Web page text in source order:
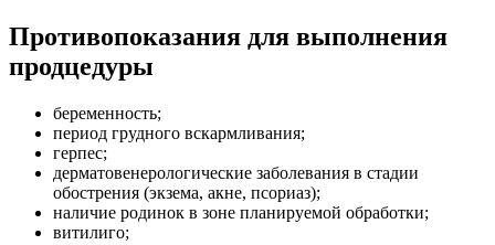
Противопоказания для выполнения
продцедуры
беременность;
период грудного вскармливания;
герпес;
дерматовенерологические заболевания в стадии
обострения (экзема, акне, псориаз);
наличие родинок в зоне планируемой обработки;
витилиго;